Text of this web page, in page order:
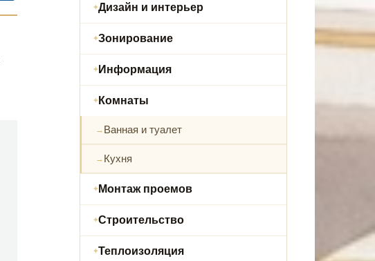
Дизайн и интерьер
Зонирование
Информация
Комнаты
Ванная и туалет
Кухня
Монтаж проемов
Строительство
Теплоизоляция